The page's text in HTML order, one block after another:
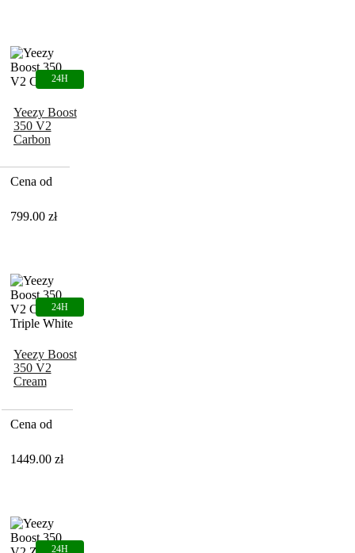
Yeezy Boost
350 V2
Carbon
Cena od
799.00 zł
Yeezy Boost
350 V2
Cream
Cena od
1449.00 zł